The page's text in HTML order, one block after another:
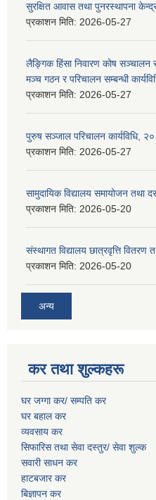
सुरक्षित आवास तथा पुनरस्थापना
प्रकाशन मिति: 2026-05-27
लैङ्गिक हिंसा निवारण कोष सञ्चालन
मञ्च गठन र परिचालन सम्बन्धी
प्रकाशन मिति: 2026-05-27
पुरुष सञ्जाल परिचालन कार्यविधि,
प्रकाशन मिति: 2026-05-27
सामुदायिक विद्यालय समायोजन तथा
प्रकाशन मिति: 2026-05-20
संस्थागत विद्यालय छात्रवृत्ति वितरण
प्रकाशन मिति: 2026-05-20
अन्य
कर तथा शुल्कहरू
घर जग्गा कर/ सम्पति कर
घर बहाल कर
व्यवसाय कर
सिफारिस तथा सेवा दस्तुर/ सेवा शुल्क
सवारी साधन कर
हाटबजार कर
बिज्ञापन कर